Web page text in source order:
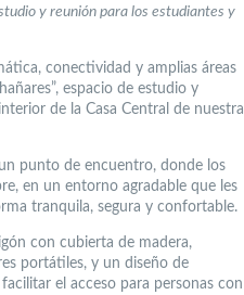
y reunión para los estudiantes y
conectividad y amplias áreas
espacio de estudio y
de la Casa Central de nuestra
punto de encuentro, donde los
en un entorno agradable que les
tranquila, segura y confortable.
con cubierta de madera,
portátiles, y un diseño de
el acceso para personas con